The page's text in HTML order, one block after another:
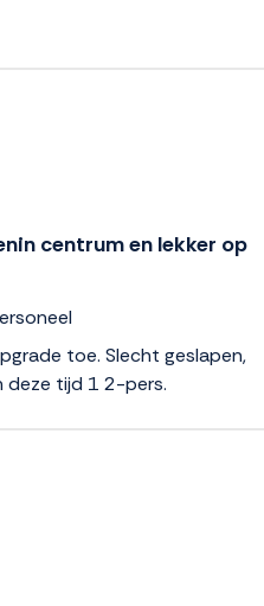
centrum en lekker op
toe. Slecht geslapen,
deze tijd 1 2-pers.